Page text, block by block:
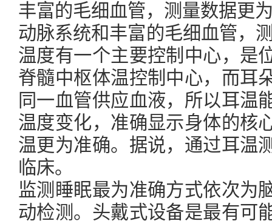
丰富的毛细血管，测量数据更
动脉系统和丰富的毛细血管，
温度有一个主要控制中心，是
脊髓中枢体温控制中心，而耳
同一血管供应血液，所以耳温
温度变化，准确显示身体的核
温更为准确。据说，通过耳温
临床。
监测睡眠最为准确方式依次为
动检测。头戴式设备是最有可